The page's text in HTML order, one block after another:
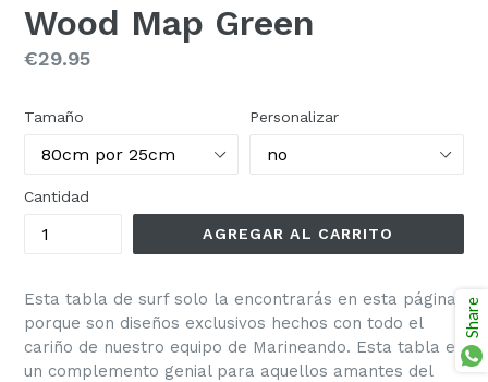
Wood Map Green
Precio
€29.95
Tamaño Personalizar
Cantidad
AGREGAR AL CARRITO
Esta tabla de surf solo la encontrarás en esta página
porque son diseños exclusivos hechos con todo el
cariño de nuestro equipo de Marineando. Esta tabla es
un complemento genial para aquellos amantes del
Share